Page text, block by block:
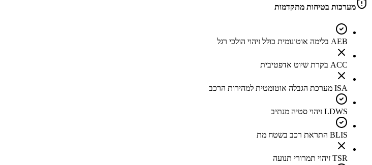
מערכות בטיחות מתקדמות
AEB בלימה אוטונומית כולל זיהוי הולכי רגל
ACC בקרת שיוט אדפטיבית
ISA מערכת הגבלה אוטומטית למהירות הרכב
LDWS זיהוי סטיה מנתיב
BLIS התראת רכב בשטח מת
TSR זיהוי תמרורי תנועה